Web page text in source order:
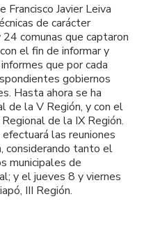
Javier Leiva
de carácter
comunas que captaron
el fin de informar y
que por cada
gobiernos
Hasta ahora se ha
de la V Región, y con el
de la IX Región.
las reuniones
considerando tanto el
municipales de
y el jueves 8 y viernes
III Región.